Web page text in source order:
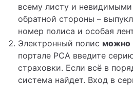
всему листу и
обратной стороны –
номер полиса и особая
Электронный полис можно
портале РСА введите
страховки. Если всё в
система найдет. Вход в